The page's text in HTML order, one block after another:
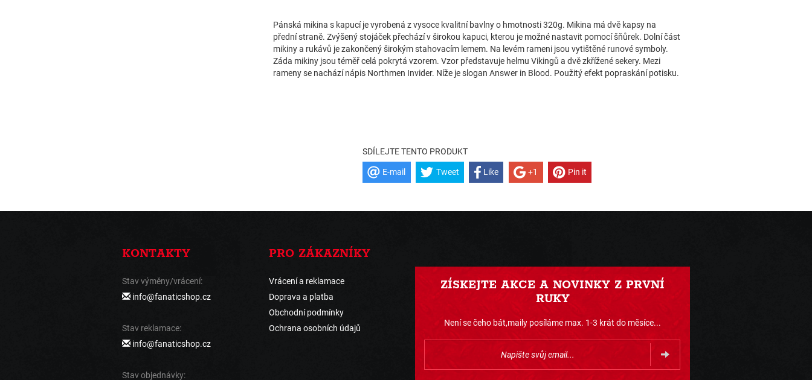
Pánská mikina s kapucí je vyrobená z vysoce kvalitní bavlny o hmotnosti 320g. Mikina má dvě kapsy na
přední straně. Zvýšený stojáček přechází v širokou kapuci, kterou je možné nastavit pomocí šňůrek. Dolní část
mikiny a rukávů je zakončený širokým stahovacím lemem. Na levém rameni jsou vytištěné runové symboly.
Záda mikiny jsou téměř celá pokrytá vzorem. Vzor představuje helmu Vikingů a dvě zkřížené sekery. Mezi
rameny se nachází nápis Northmen Invider. Níže je slogan Answer in Blood. Použitý efekt popraskání potisku.
SDÍLEJTE TENTO PRODUKT
E-mail Tweet Like +1 Pin it
KONTAKTY
Stav výměny/vrácení:
info@fanaticshop.cz
Stav reklamace:
info@fanaticshop.cz
Stav objednávky:
PRO ZÁKAZNÍKY
Vrácení a reklamace
Doprava a platba
Obchodní podmínky
Ochrana osobních údajů
ZÍSKEJTE AKCE A NOVINKY Z PRVNÍ
RUKY
Není se čeho bát,maily posíláme max. 1-3 krát do měsíce...